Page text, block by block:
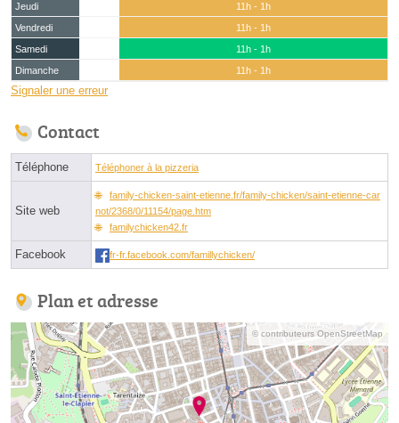
Jeudi
11h - 1h
Vendredi
11h - 1h
Samedi
11h - 1h
Dimanche
11h - 1h
Signaler une erreur
Contact
Téléphone Téléphoner à la pizzeria
Site web
family-chicken-saint-etienne.fr/family-chicken/saint-etienne-car
not/2368/0/11154/page.htm
familychicken42.fr
Facebook fr-fr.facebook.com/famillychicken/
Plan et adresse
© contributeurs OpenStreetMap